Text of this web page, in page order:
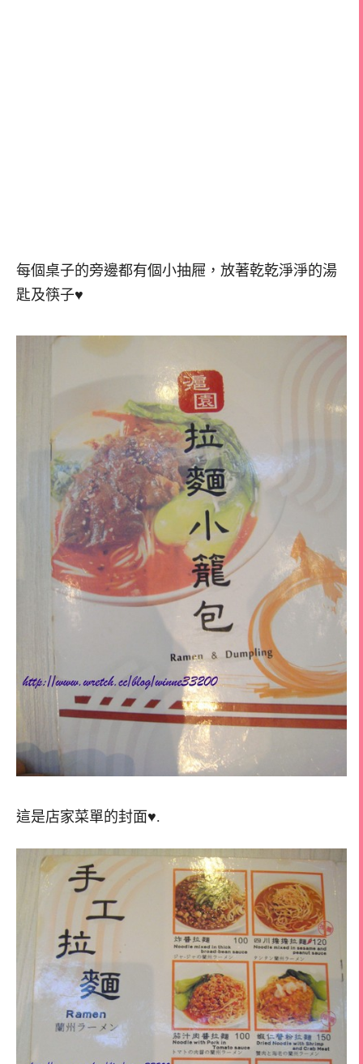
每個桌子的旁邊都有個小抽屜，放著乾乾淨淨的湯
匙及筷子♥
這是店家菜單的封面♥.